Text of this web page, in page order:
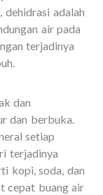
, dehidrasi adalah
air pada
terjadinya
dan
dan berbuka.
setiap
terjadinya
kopi, soda, dan
cepat buang air